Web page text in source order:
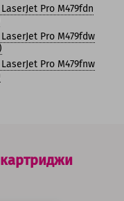
Pro M479fdn
Pro M479fdw
Pro M479fnw